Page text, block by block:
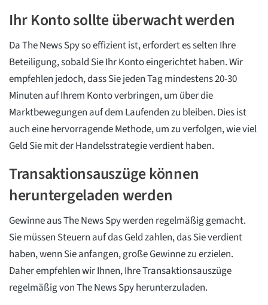
Ihr Konto sollte überwacht werden
Da The News Spy so effizient ist, erfordert es selten Ihre
Beteiligung, sobald Sie Ihr Konto eingerichtet haben. Wir
empfehlen jedoch, dass Sie jeden Tag mindestens 20-30
Minuten auf Ihrem Konto verbringen, um über die
Marktbewegungen auf dem Laufenden zu bleiben. Dies ist
auch eine hervorragende Methode, um zu verfolgen, wie viel
Geld Sie mit der Handelsstrategie verdient haben.
Transaktionsauszüge können
heruntergeladen werden
Gewinne aus The News Spy werden regelmäßig gemacht.
Sie müssen Steuern auf das Geld zahlen, das Sie verdient
haben, wenn Sie anfangen, große Gewinne zu erzielen.
Daher empfehlen wir Ihnen, Ihre Transaktionsauszüge
regelmäßig von The News Spy herunterzuladen.